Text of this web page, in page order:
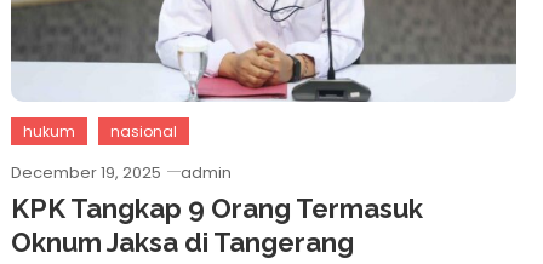
hukum nasional
December 19, 2025 admin
KPK Tangkap 9 Orang Termasuk
Oknum Jaksa di Tangerang